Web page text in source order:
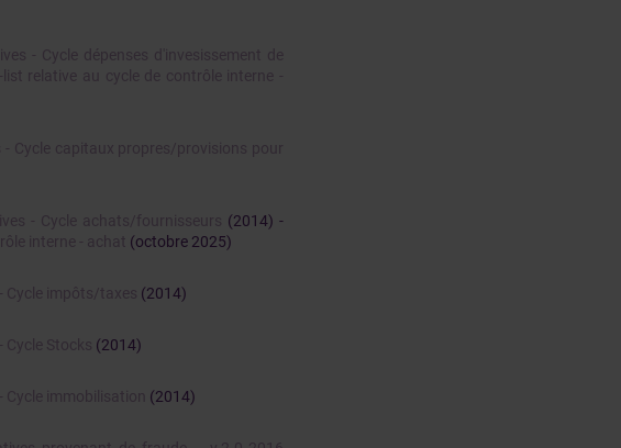
- Cycle dépenses d'invesissement de
list relative au cycle de contrôle interne -
Cycle capitaux propres/provisions pour
- Cycle achats/fournisseurs (2014) -
interne - achat (octobre 2025)
Cycle impôts/taxes (2014)
Stocks (2014)
immobilisation (2014)